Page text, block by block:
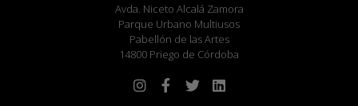
Avda. Niceto Alcalá Zamora
Parque Urbano Multiusos
Pabellón de las Artes
14800 Priego de Córdoba